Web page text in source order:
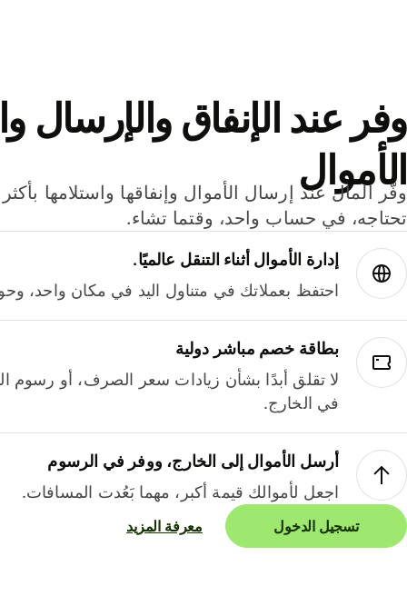
وفر عند الإنفاق والإرسال
الأموال
تحتاجه، في حساب واحد، وقتما تشاء.
إدارة الأموال أثناء التنقل عالميًا.
احتفظ بعملاتك في متناول اليد في مكان واحد،
بطاقة خصم مباشر دولية
لا تقلق أبدًا بشأن زيادات سعر الصرف، أو رسوم
في الخارج.
أرسل الأموال إلى الخارج، ووفر في الرسوم
اجعل لأموالك قيمة أكبر، مهما بَعُدت المسافات.
تسجيل الدخول معرفة المزيد